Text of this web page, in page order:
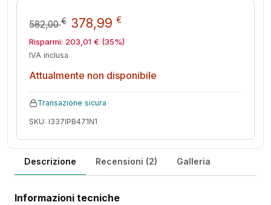
582,00€ Il prezzo originale era:
378,99 €Il prezzo attuale è:
Risparmi: 203,01 € (35%)
IVA inclusa
Attualmente non disponibile
Transazione sicura
SKU: I337IPB471N1
Descrizione Recensioni (2) Galleria
Informazioni tecniche